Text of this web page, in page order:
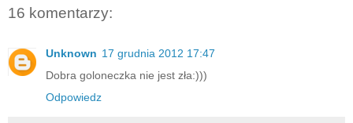
16 komentarzy:
Unknown 17 grudnia 2012 17:47
Dobra goloneczka nie jest zła:)))
Odpowiedz